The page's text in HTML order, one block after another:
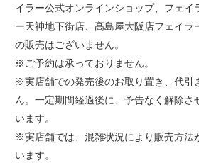
イラー公式オンラインショップ、フェイ
ー天神地下街店、髙島屋大阪店フェイラ
の販売はございません。
※ご予約は承っておりません。
※実店舗での発売後のお取り置き、代引
ん。一定期間経過後に、予告なく解除さ
います。
※実店舗では、混雑状況により販売方法
います。